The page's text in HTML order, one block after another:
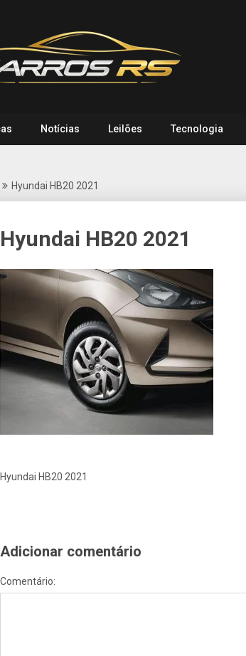
Notícias Leilões Tecnologia
Hyundai HB20 2021
Hyundai HB20 2021
Hyundai HB20 2021
Adicionar comentário
Comentário: